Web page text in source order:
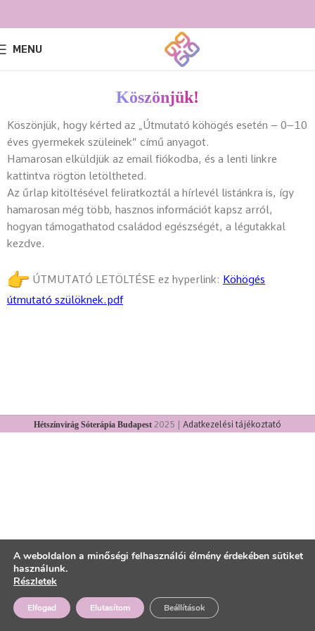
MENU
Köszönjük!
Köszönjük, hogy kérted az „Útmutató köhögés esetén – 0–10
éves gyermekek szüleinek” című anyagot.
Hamarosan elküldjük az email fiókodba, és a lenti linkre
kattintva rögtön letöltheted.
Az űrlap kitöltésével feliratkoztál a hírlevél listánkra is, így
hamarosan még több, hasznos információt kapsz arról,
hogyan támogathatod családod egészségét, a légutakkal
kezdve.
ÚTMUTATÓ LETÖLTÉSE ez hyperlink: Köhögés
útmutató szülöknek.pdf
Hétszínvirág Sóterápia Budapest 2025 | Adatkezelési tájékoztató
A weboldalon a minőségi felhasználói élmény érdekében sütiket
használunk.
Részletek
Elfogad Elutasítom Beállítások